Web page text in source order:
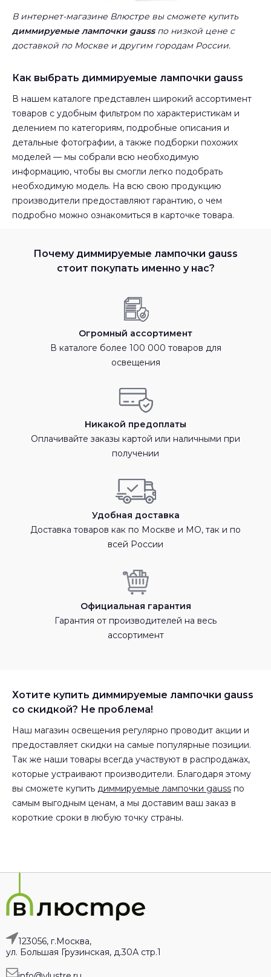
В интернет-магазине Влюстре вы сможете купить
диммируемые лампочки gaussпо низкой цене с
доставкой по Москве и другим городам России.
Как выбрать диммируемые лампочки gauss
В нашем каталоге представлен широкий ассортимент
товаров с удобным фильтром по характеристикам и
делением по категориям, подробные описания и
детальные фотографии, а также подборки похожих
моделей — мы собрали всю необходимую
информацию, чтобы вы смогли легко подобрать
необходимую модель. На всю свою продукцию
производители предоставляют гарантию, о чем
подробно можно ознакомиться в карточке товара.
Почему диммируемые лампочки gauss
стоит покупать именно у нас?
Огромный ассортимент
В каталоге более 100 000 товаров для
освещения
Никакой предоплаты
Оплачивайте заказы картой или наличными при
получении
Удобная доставка
Доставка товаров как по Москве и МО, так и по
всей России
Официальная гарантия
Гарантия от производителей на весь
ассортимент
Хотите купить диммируемые лампочки gauss
со скидкой? Не проблема!
Наш магазин освещения регулярно проводит акции и
предоставляет скидки на самые популярные позиции.
Так же наши товары всегда участвуют в распродажах,
которые устраивают производители. Благодаря этому
вы сможете купить диммируемые лампочки gauss по
самым выгодным ценам, а мы доставим ваш заказ в
короткие сроки в любую точку страны.
123056, г.Москва,
ул. Большая Грузинская, д.30А стр.1